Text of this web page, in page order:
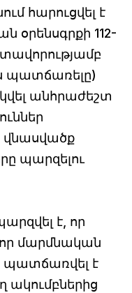
հարուցվել է
օրենսգրքի 112-
պատճառելը)
անհրաժեշտ
վնասվածք
պարզելու
է, որ
մարմնական
պատճառվել է
ակումբներից